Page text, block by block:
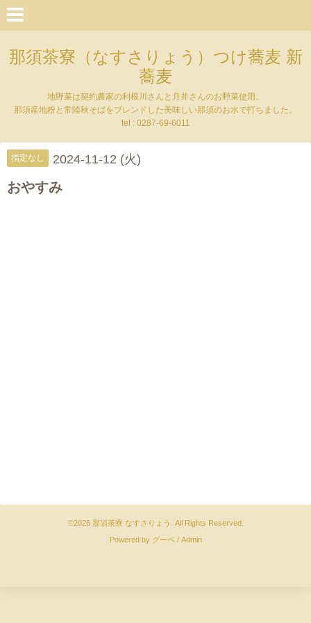
那須茶寮（なすさりょう）つけ蕎麦 新
蕎麦
地野菜は契約農家の利根川さんと月井さんのお野菜使用。
那須産地粉と常陸秋そばをブレンドした美味しい那須のお水で打ちました。
tel : 0287-69-6011
指定なし 2024-11-12 (火)
おやすみ
©2026 那須茶寮 なすさりょう
. All Rights Reserved.
Powered by グーペ/ Admin